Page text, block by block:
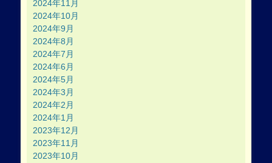
2024年11月
2024年10月
2024年9月
2024年8月
2024年7月
2024年6月
2024年5月
2024年3月
2024年2月
2024年1月
2023年12月
2023年11月
2023年10月